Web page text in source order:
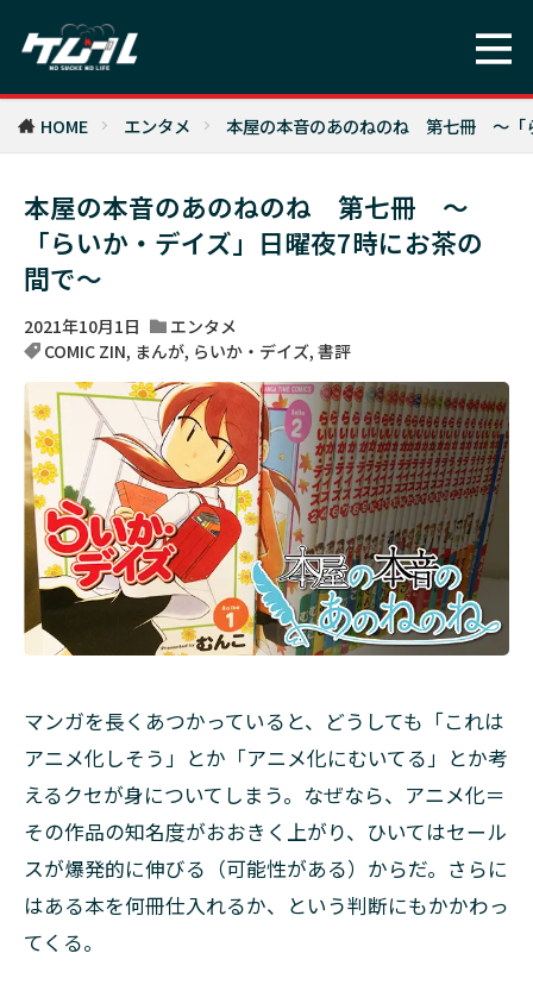
HOME エンタメ 本屋の本音のあのねのね 第七冊 ～「
本屋の本音のあのねのね 第七冊 ～
「らいか・デイズ」日曜夜7時にお茶の
間で～
2021年10月1日
エンタメ
COMIC ZIN, まんが, らいか・デイズ, 書評
マンガを長くあつかっていると、どうしても「これは
アニメ化しそう」とか「アニメ化にむいてる」とか考
えるクセが身についてしまう。なぜなら、アニメ化＝
その作品の知名度がおおきく上がり、ひいてはセール
スが爆発的に伸びる（可能性がある）からだ。さらに
はある本を何冊仕入れるか、という判断にもかかわっ
てくる。